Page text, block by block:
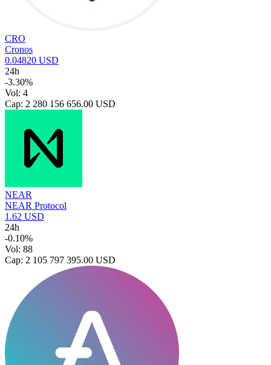
CRO
Cronos
0.04820 USD
24h
-3.30%
Vol: 4
Cap: 2 280 156 656.00 USD
NEAR
NEAR Protocol
1.62 USD
24h
-0.10%
Vol: 88
Cap: 2 105 797 395.00 USD